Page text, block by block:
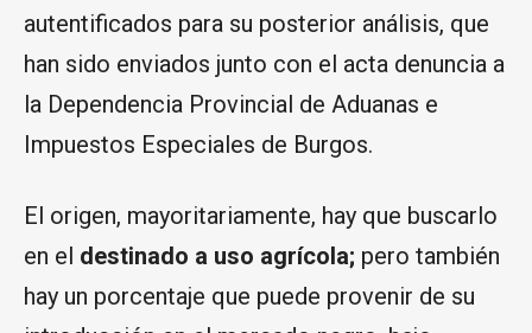
autentificados para su posterior análisis, que
han sido enviados junto con el acta denuncia a
la Dependencia Provincial de Aduanas e
Impuestos Especiales de Burgos.
El origen, mayoritariamente, hay que buscarlo
en el destinado a uso agrícola; pero también
hay un porcentaje que puede provenir de su